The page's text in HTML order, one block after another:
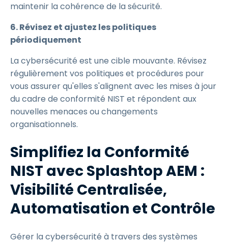
maintenir la cohérence de la sécurité.
6. Révisez et ajustez les politiques
périodiquement
La cybersécurité est une cible mouvante. Révisez
régulièrement vos politiques et procédures pour
vous assurer qu'elles s'alignent avec les mises à jour
du cadre de conformité NIST et répondent aux
nouvelles menaces ou changements
organisationnels.
Simplifiez la Conformité
NIST avec Splashtop AEM :
Visibilité Centralisée,
Automatisation et Contrôle
Gérer la cybersécurité à travers des systèmes